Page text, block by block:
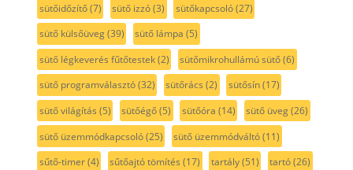
sütőidőzítő(7) sütő izzó(3) sütőkapcsoló(27)
sütő külsőüveg(39) sütő lámpa (5)
sütő légkeverés fűtőtestek(2) sütőmikrohullámú sütő(6)
sütő programválasztó(32) sütőrács (2) sütősín(17)
sütő világítás (5) sütőégő(5) sütőóra (14) sütő üveg(26)
sütő üzemmódkapcsoló(25) sütő üzemmódváltó(11)
sűtő-timer(4) sűtőajtó tömítés (17) tartály(51) tartó(26)